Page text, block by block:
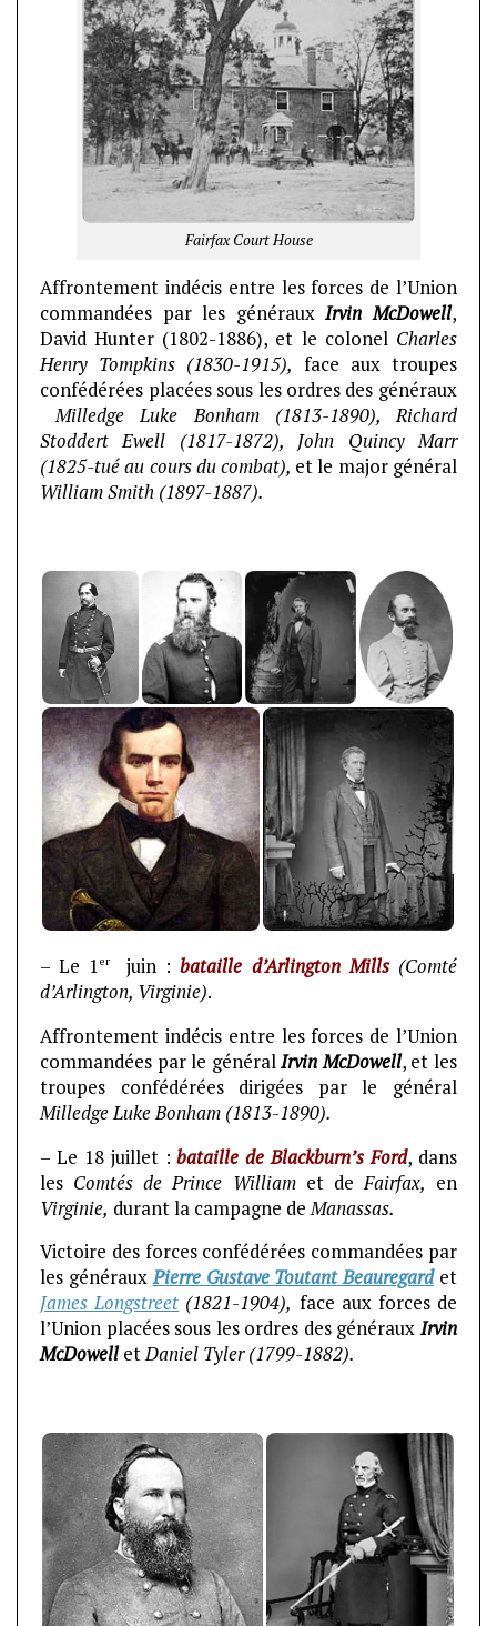
Fairfax Court House
Affrontement indécis entre les forces de l’Union
commandées par les générauxIrvin McDowell,
David Hunter (1802-1886), et le colonel Charles
Henry Tompkins (1830-1915), face aux troupes
confédérées placées sous les ordres des généraux
Milledge Luke Bonham (1813-1890), Richard
Stoddert Ewell (1817-1872), John Quincy Marr
(1825-tué au cours du combat), et le major général
William Smith (1897-1887).
– Le 1er juin :bataille d’Arlington Mills (Comté
d’Arlington, Virginie).
Affrontement indécis entre les forces de l’Union
commandées par le généralIrvin McDowell, et les
troupes confédérées dirigées par le général
Milledge Luke Bonham (1813-1890).
– Le 18 juillet :bataille de Blackburn’s Ford, dans
les Comtés de Prince Williamet deFairfax, en
Virginie, durant la campagne deManassas.
Victoire des forces confédérées commandées par
les générauxPierre Gustave Toutant Beauregardet
James Longstreet (1821-1904), face aux forces de
l’Union placées sous les ordres des généraux Irvin
McDowelletDaniel Tyler (1799-1882).